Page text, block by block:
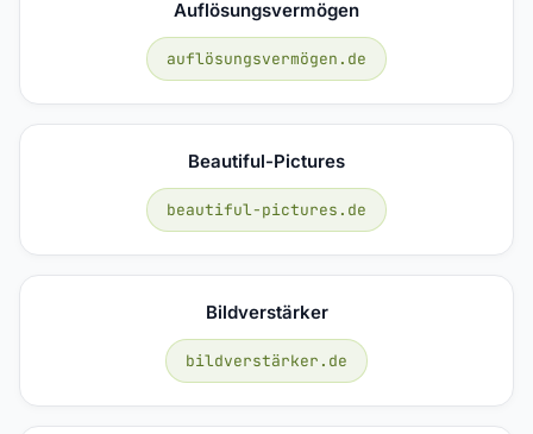
Auflösungsvermögen
auflösungsvermögen.de
Beautiful-Pictures
beautiful-pictures.de
Bildverstärker
bildverstärker.de